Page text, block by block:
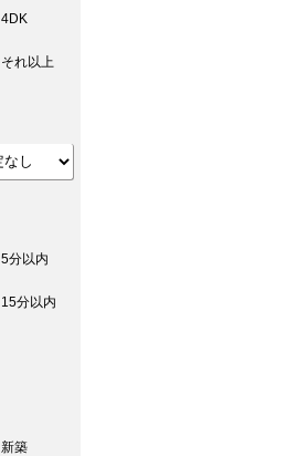
4DK
それ以上
5分以内
15分以内
新築